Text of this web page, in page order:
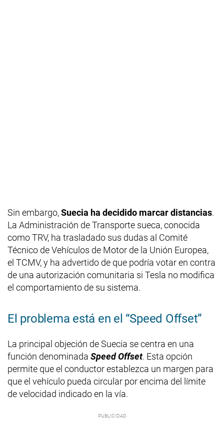
Sin embargo,Suecia ha decidido marcar distancias.
La Administración de Transporte sueca, conocida
como TRV, ha trasladado sus dudas al Comité
Técnico de Vehículos de Motor de la Unión Europea,
el TCMV, y ha advertido de que podría votar en contra
de una autorización comunitaria si Tesla no modifica
el comportamiento de su sistema.
El problema está en el “Speed Offset”
La principal objeción de Suecia se centra en una
función denominada Speed Offset. Esta opción
permite que el conductor establezca un margen para
que el vehículo pueda circular por encima del límite
de velocidad indicado en la vía.